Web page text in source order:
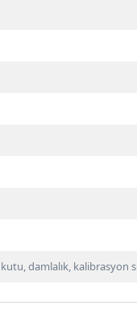
damlalık, kalibrasyon